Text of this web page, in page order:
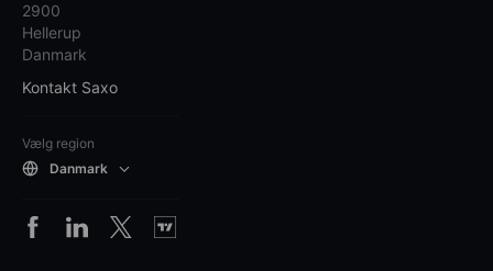
2900
Hellerup
Danmark
Kontakt Saxo
Vælg region
Danmark